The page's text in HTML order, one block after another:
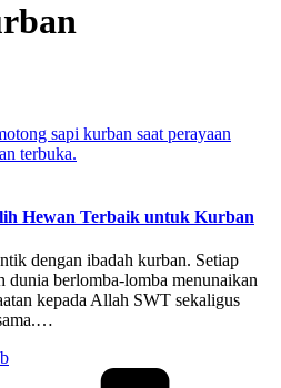
Hewan Terbaik untuk Kurban
dengan ibadah kurban. Setiap
dunia berlomba-lomba menunaikan
kepada Allah SWT sekaligus